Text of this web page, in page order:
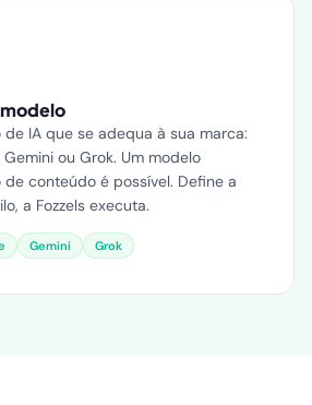
de IA que se adequa à sua marca:
Gemini ou Grok. Um modelo
conteúdo é possível. Define a
a Fozzels executa.
Gemini Grok